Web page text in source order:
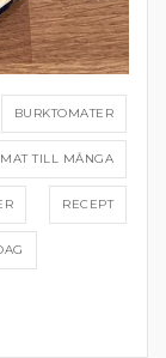
BURKTOMATER
MAT TILL MÅNGA
RECEPT